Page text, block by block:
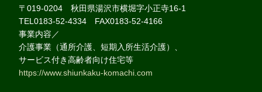
〒019-0204 秋田県湯沢市横堀字小正寺16-1
TEL0183-52-4334 FAX0183-52-4166
事業内容／
介護事業（通所介護、短期入所生活介護）、
サービス付き高齢者向け住宅等
https://www.shiunkaku-komachi.com